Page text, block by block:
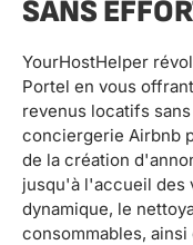
SANS
YourHostHelper
Portel en vous
revenus locatifs
conciergerie Airbnb
de la création
jusqu'à l'accueil des
dynamique, le
consommables,